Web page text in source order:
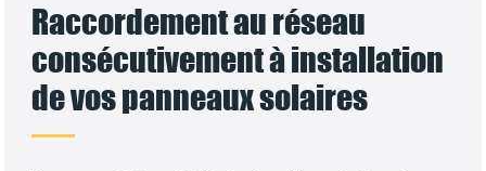
Raccordement au réseau
consécutivement à installation
de vos panneaux solaires